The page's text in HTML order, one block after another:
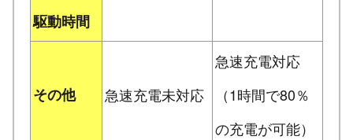
駆動時間
その他 急速充電未対応
急速充電対応
（1時間で80％
の充電が可能）